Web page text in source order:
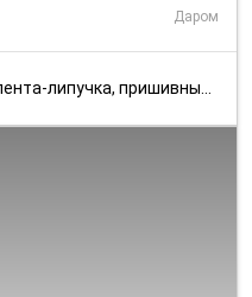
Даром
пришивные металлические кноп...